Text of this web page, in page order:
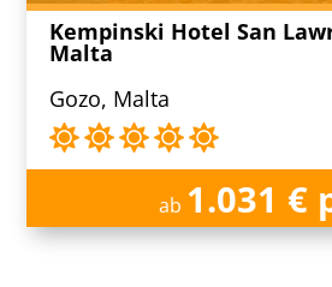
Kempinski Hotel San
Malta
Gozo, Malta
ab 1.031 €